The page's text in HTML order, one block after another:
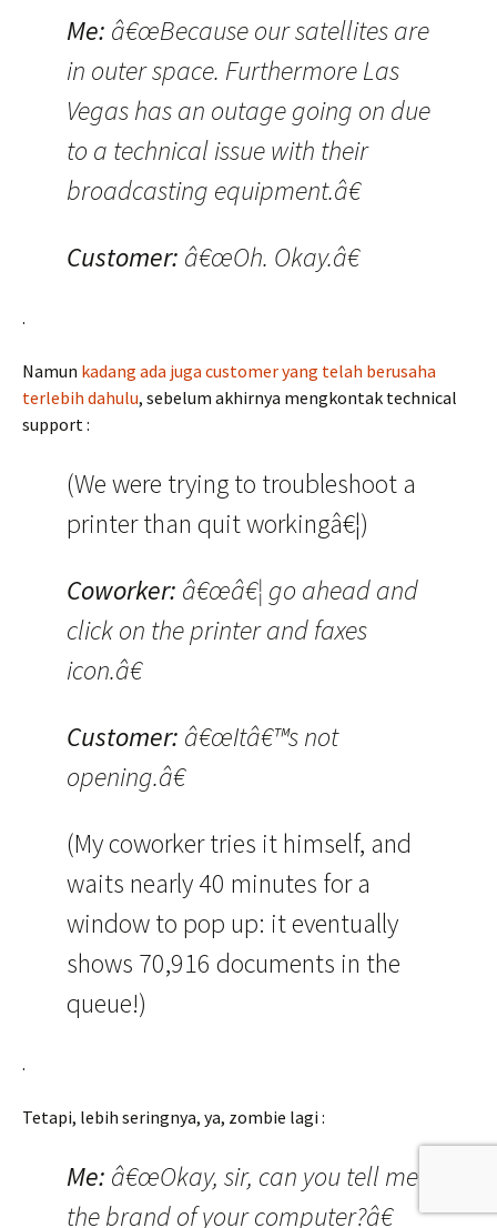
Me: â€œBecause our satellites are
in outer space. Furthermore Las
Vegas has an outage going on due
to a technical issue with their
broadcasting equipment.â€
Customer: â€œOh. Okay.â€
.
Namun kadang ada juga customer yang telah berusaha
terlebih dahulu, sebelum akhirnya mengkontak technical
support :
(We were trying to troubleshoot a
printer than quit workingâ€¦)
Coworker: â€œâ€¦ go ahead and
click on the printer and faxes
icon.â€
Customer: â€œItâ€™s not
opening.â€
(My coworker tries it himself, and
waits nearly 40 minutes for a
window to pop up: it eventually
shows 70,916 documents in the
queue!)
.
Tetapi, lebih seringnya, ya, zombie lagi :
Me: â€œOkay, sir, can you tell me
the brand of your computer?â€